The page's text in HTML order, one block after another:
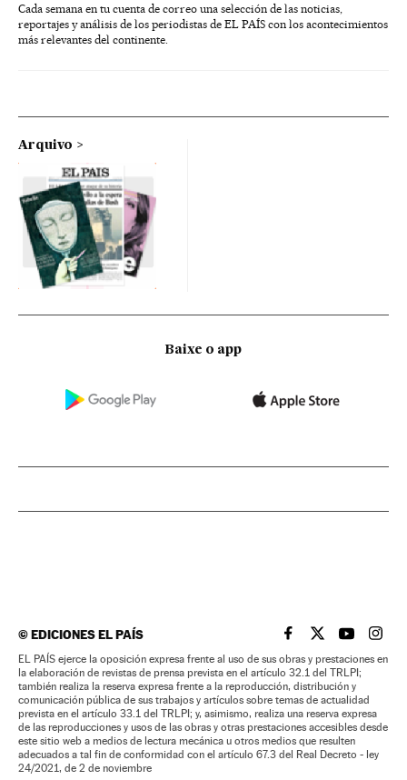
Cada semana en tu cuenta de correo una selección de las noticias,
reportajes y análisis de los periodistas de EL PAÍS con los acontecimientos
más relevantes del continente.
Arquivo
Baixe o app
©EDICIONES EL PAÍS EL PAÍS BRASIL EN
EL PAÍSEL PAÍS
EL
EL PAÍS ejerce la oposición expresa frente al uso de sus obras y prestaciones en
la elaboración de revistas de prensa prevista en el artículo 32.1 del TRLPI;
también realiza la reserva expresa frente a la reproducción, distribución y
comunicación pública de sus trabajos y artículos sobre temas de actualidad
prevista en el artículo 33.1 del TRLPI; y, asimismo, realiza una reserva expresa
de las reproducciones y usos de las obras y otras prestaciones accesibles desde
este sitio web a medios de lectura mecánica u otros medios que resulten
adecuados a tal fin de conformidad con el artículo 67.3 del Real Decreto - ley
24/2021, de 2 de noviembre